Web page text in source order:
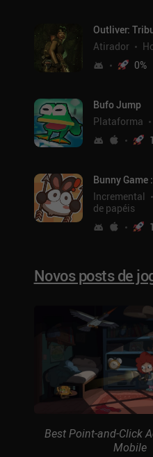
Outliver:
Atirador
0%
Bufo Jump
Plataforma
1
Bunny Game
Incremental
de papéis
1
Novos posts de
Best Point-and-Click
Mobile